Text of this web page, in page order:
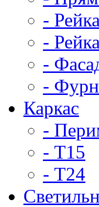
-
-
-
-
Каркас
-
- Т15
- Т24